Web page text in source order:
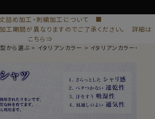
め加工・刺繍加工について ■
工期間が異なりますのでご了承ください。 詳細は
こちら⇒
から選ぶ イタリアンカラー イタリアンカラー・スキ